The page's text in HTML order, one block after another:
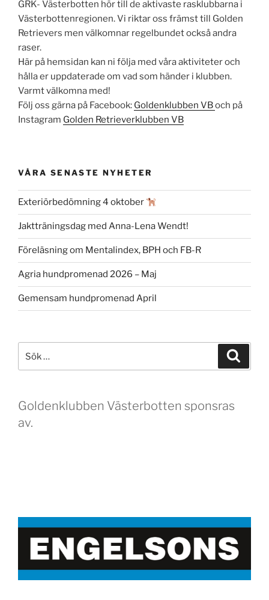
GRK- Västerbotten hör till de aktivaste rasklubbarna i
Västerbottenregionen. Vi riktar oss främst till Golden
Retrievers men välkomnar regelbundet också andra
raser.
Här på hemsidan kan ni följa med våra aktiviteter och
hålla er uppdaterade om vad som händer i klubben.
Varmt välkomna med!
Följ oss gärna på Facebook: Goldenklubben VBoch på
Instagram Golden Retrieverklubben VB
VÅRA SENASTE NYHETER
Exteriörbedömning 4 oktober
Jaktträningsdag med Anna-Lena Wendt!
Föreläsning om Mentalindex, BPH och FB-R
Agria hundpromenad 2026 – Maj
Gemensam hundpromenad April
efter:
Goldenklubben Västerbotten sponsras
av.